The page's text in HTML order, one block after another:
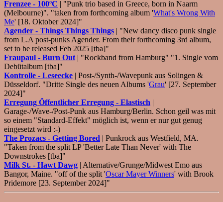
Frenzee - 100ºC | "Punk trio based in Greece, born in Naarm
(Melbourne)". "taken from forthcoming album 'What's Wrong With
Me' [18. Oktober 2024]"
Agender - Things Things Things | "New dancy disco punk single
from L.A post-punks Agender. From their forthcoming 3rd album,
set to be released Feb 2025 [tba]"
Fraupaul - Burn Out | "Rockband from Hamburg" "1. Single vom
Debütalbum [tba]"
Kontrolle - Leseecke | Post-/Synth-/Wavepunk aus Solingen &
Düsseldorf. "Dritte Single des neuen Albums 'Grau' [27. September
2024]"
Erregung Öffentlicher Erregung - Elastisch |
Garage-/Wave-/Post-Punk aus Hamburg/Berlin. Schon geil was mit
so einem "Standard-Effekt" möglich ist, wenn er nur gut genug
eingesetzt wird :-)
The Prozacs - Getting Bored | Punkrock aus Westfield, MA.
"Taken from the split LP 'Better Late Than Never' with The
Downstrokes [tba]"
Milk St. - Hawt Dawg | Alternative/Grunge/Midwest Emo aus
Bangor, Maine. "off of the split 'Oscar Mayer Winners' with Brook
Pridemore [23. September 2024]"